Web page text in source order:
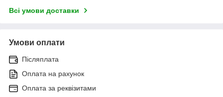
Всі умови доставки
Умови оплати
Післяплата
Оплата на рахунок
Оплата за реквізитами